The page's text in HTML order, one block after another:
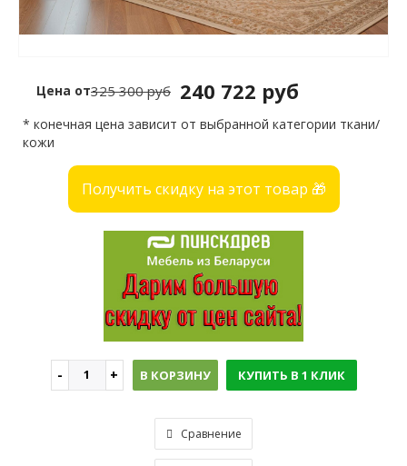
Цена от 240 722 руб
325 300 руб
* конечная цена зависит от выбранной категории ткани/
кожи
Получить скидку на этот товар 🎁
В КОРЗИНУ КУПИТЬ В 1 КЛИК
Сравнение